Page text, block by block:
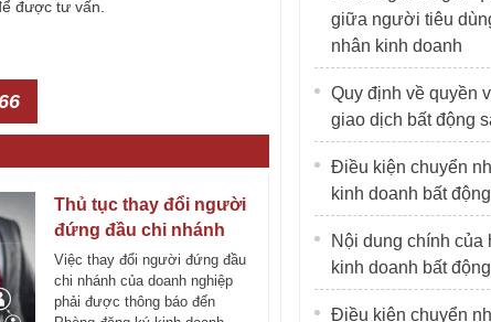
được tư vấn.
Thủ tục thay đổi người
đứng đầu chi nhánh
của doanh nghiệp
Việc thay đổi người đứng đầu
chi nhánh của doanh nghiệp
phải được thông báo đến
giữa người tiêu
nhân kinh doanh
Quy định về quyền
giao dịch bất động
Điều kiện chuyển
kinh doanh bất
Nội dung chính của
kinh doanh bất
Điều kiện chuyển